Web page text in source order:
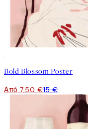
Bold Blossom Poster
Από 7,50 €15 €